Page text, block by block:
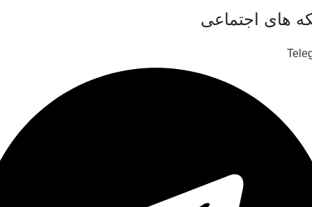
های اجتماعی